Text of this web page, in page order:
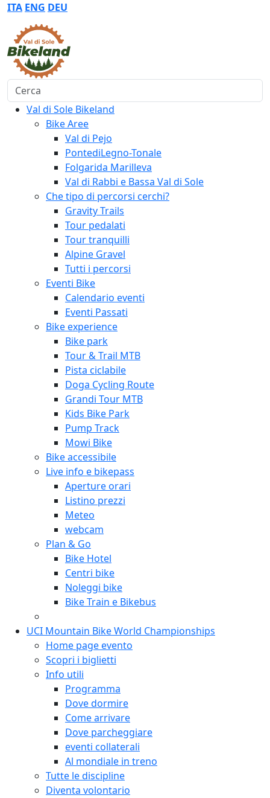
ITA ENG DEU
Cerca
Val di Sole Bikeland
Bike Aree
Val di Pejo
PontediLegno-Tonale
Folgarida Marilleva
Val di Rabbi e Bassa Val di Sole
Che tipo di percorsi cerchi?
Gravity Trails
Tour pedalati
Tour tranquilli
Alpine Gravel
Tutti i percorsi
Eventi Bike
Calendario eventi
Eventi Passati
Bike experience
Bike park
Tour & Trail MTB
Pista ciclabile
Doga Cycling Route
Grandi Tour MTB
Kids Bike Park
Pump Track
Mowi Bike
Bike accessibile
Live info e bikepass
Aperture orari
Listino prezzi
Meteo
webcam
Plan & Go
Bike Hotel
Centri bike
Noleggi bike
Bike Train e Bikebus
UCI Mountain Bike World Championships
Home page evento
Scopri i biglietti
Info utili
Programma
Dove dormire
Come arrivare
Dove parcheggiare
eventi collaterali
Al mondiale in treno
Tutte le discipline
Diventa volontario